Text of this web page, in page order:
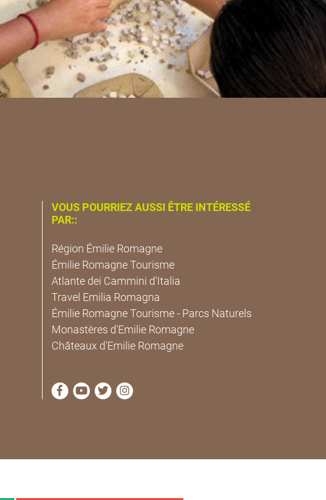
VOUS POURRIEZ AUSSI ÊTRE INTÉRESSÉ
PAR::
Région Émilie Romagne
Émilie Romagne Tourisme
Atlante dei Cammini d'Italia
Travel Emilia Romagna
Émilie Romagne Tourisme - Parcs Naturels
Monastères d'Emilie Romagne
Châteaux d'Emilie Romagne
Visitez la page Facebook de Cammini Emilia-Romagna
Visitez la page YouTube de Cammini Emilia-
Visitez la page Twitter de Cammini Emilia-
Visitez la page Instagram de Cammini